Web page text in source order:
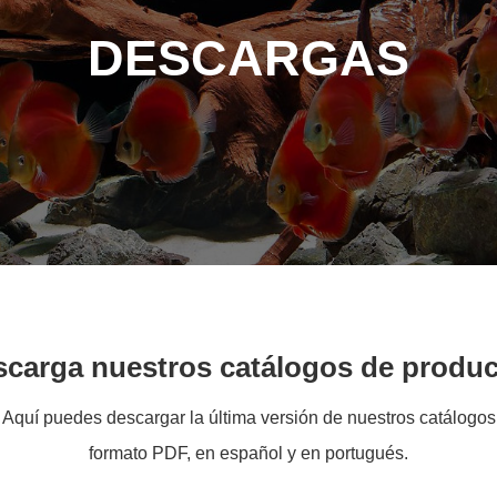
DESCARGAS
nuestros catálogos de
Aquí puedes descargar la última versión de nuestros catálogos
formato PDF, en español y en portugués.